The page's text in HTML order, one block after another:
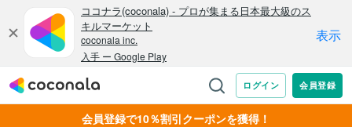
会員登録で10％割引クーポンを獲得！